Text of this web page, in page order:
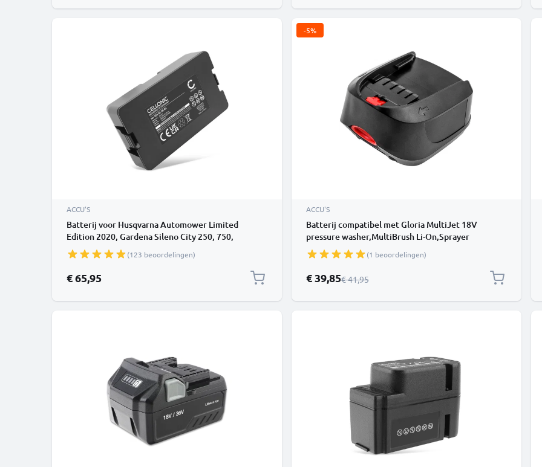
ACCU'S
Batterij voor Husqvarna Automower Limited
Edition 2020, Gardena Sileno City 250, 750,
Gardena Sileno City 500, 1000, 400, Sileno City
2019 2500mAh van CELLONIC
(123 beoordelingen)
€ 65,95
-5%
ACCU'S
Batterij compatibel met Gloria MultiJet 18V
pressure washer,MultiBrush Li-On,Sprayer
Compressor - 729102.0000 2000mAh vervangende
accu reservebatterij extra energie
(1 beoordelingen)
Speciale prijs
€ 39,85Normale prijs
€ 41,95